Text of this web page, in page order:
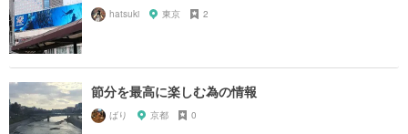
hatsuki 東京 2
節分を最高に楽しむ為の情報
ばり 京都 0